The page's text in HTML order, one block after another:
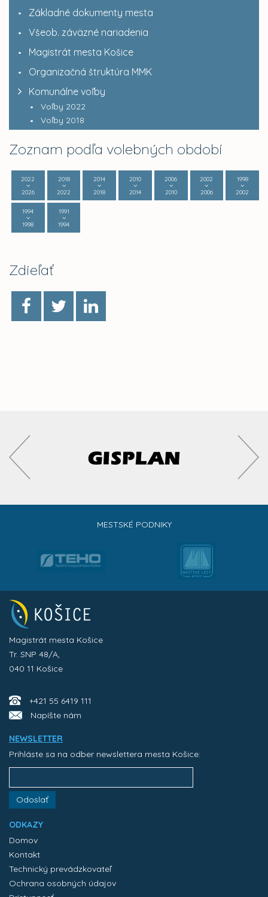
Základné dokumenty mesta
Všeob. záväzné nariadenia
Magistrát mesta Košice
Organizačná štruktúra MMK
Komunálne voľby
Voľby 2022
Voľby 2018
Zoznam podľa volebných období
2022
2026
2018
2022
2014
2018
2010
2014
2006
2010
2002
2006
1998
2002
1994
1998
1991
1994
Zdieľať
MESTSKÉ PODNIKY
Magistrát mesta Košice
Tr. SNP 48/A,
040 11 Košice
+421 55 6419 111
Napíšte nám
NEWSLETTER
Prihláste sa na odber newslettera mesta Košice:
Odoslať
ODKAZY
Domov
Kontakt
Technický prevádzkovateľ
Ochrana osobných údajov